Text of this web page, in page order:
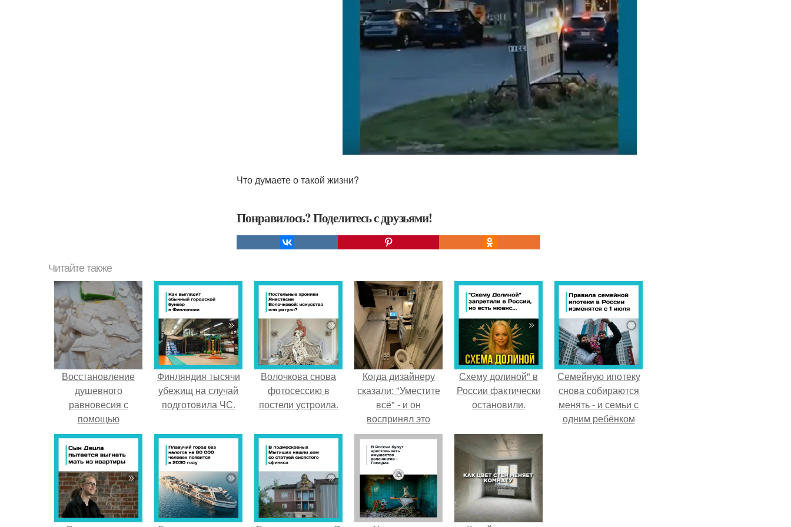
Что думаете о такой жизни?
Понравилось? Поделитесь с друзьями!
Читайте также
Восстановление
душевного
равновесия с
помощью
раскрашивания
гипсовых фигурок
Финляндия тысячи
убежищ на случай
подготовила ЧС.
Волочкова снова
фотосессию в
постели устроила.
Когда дизайнеру
сказали: "Уместите
всё" - и он
воспринял это
слишком
буквально.
Схему долиной" в
России фактически
остановили.
Семейную ипотеку
снова собираются
менять - и семьи с
одним ребёнком